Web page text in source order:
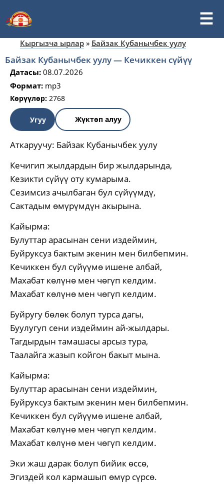
Кыргызча ырлар » Байзак Кубанычбек уулу
Байзак Кубанычбек уулу — Кечиккен сүйүү
Датасы: 08.07.2026
Формат: mp3
Көрүүлөр: 2768
Угуу Жүктөп алуу
Аткаруучу: Байзак Кубанычбек уулу
Кечигип жылдардын бир жылдарында,
Кезикти сүйүү оту кумарыма.
Сезимсиз ачылбаган бул сүйүүмдү,
Сактадым өмүрүмдүн акырына.
Кайырма:
Булуттар арасынан сени издеймин,
Буйруксуз бактым экенин мен билбепмин.
Кечиккен бул сүйүүмө ишене албай,
Махабат көлүнө мен чөгүп келдим.
Махабат көлүнө мен чөгүп келдим.
Буйругу бөлөк болуп турса дагы,
Буулугуп сени издеймин ай-жылдары.
Тагдырдын тамашасы арсыз тура,
Таалайга жазып койгон бакыт мына.
Кайырма:
Булуттар арасынан сени издеймин,
Буйруксуз бактым экенин мен билбепмин.
Кечиккен бул сүйүүмө ишене албай,
Махабат көлүнө мен чөгүп келдим.
Махабат көлүнө мен чөгүп келдим.
Эки жаш дарак болуп бийик өссө,
Эгиздей кол кармашып өмүр сүрсө.